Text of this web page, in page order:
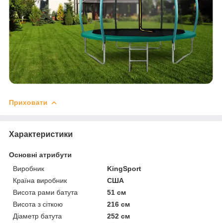
Приховати
Характеристики
Основні атрибути
Виробник
KingSport
Країна виробник
США
Висота рами батута
51 см
Висота з сіткою
216 см
Діаметр батута
252 см